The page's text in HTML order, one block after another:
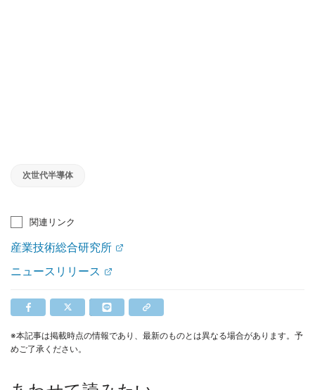
次世代半導体
関連リンク
産業技術総合研究所
ニュースリリース
※本記事は掲載時点の情報であり、最新のものとは異なる場合があります。予
めご了承ください。